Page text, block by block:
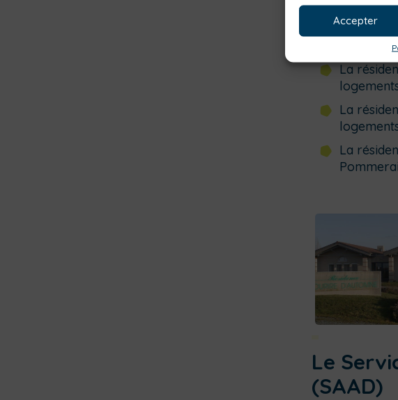
Accepter
Les 4
La
22
La
La
La
Le
(SAAD)